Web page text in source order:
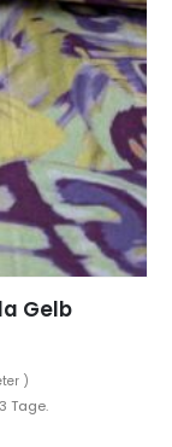
Gelb
)
Tage.